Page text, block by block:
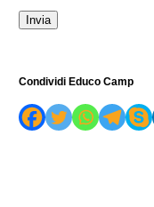
Condividi Educo Camp